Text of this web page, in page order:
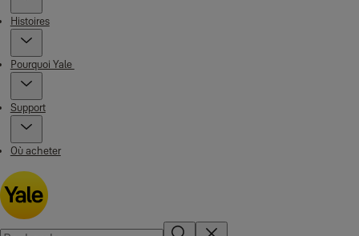
Histoires
Pourquoi Yale
Support
Où acheter